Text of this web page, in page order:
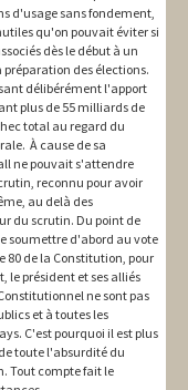
d'usage sans fondement,
qu'on pouvait éviter si
dès le début à un
des élections.
délibérément l'apport
plus de 55 milliards de
total au regard du
À cause de sa
ne pouvait s'attendre
reconnu pour avoir
au delà des
du scrutin. Du point de
soumettre d'abord au vote
80 de la Constitution, pour
le président et ses alliés
ne sont pas
et à toutes les
C'est pourquoi il est plus
toute l'absurdité du
Tout compte fait le